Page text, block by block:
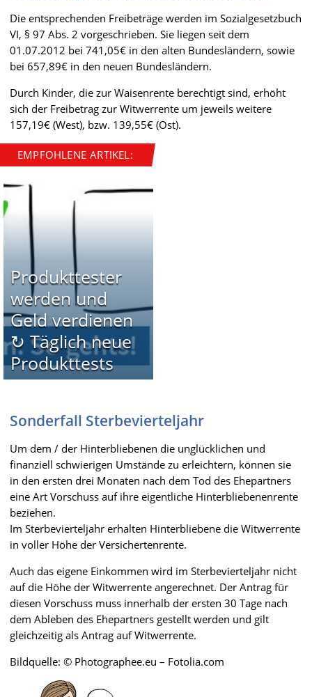
Die entsprechenden Freibeträge werden im Sozialgesetzbuch
VI, § 97 Abs. 2 vorgeschrieben. Sie liegen seit dem
01.07.2012 bei 741,05€ in den alten Bundesländern, sowie
bei 657,89€ in den neuen Bundesländern.
Durch Kinder, die zur Waisenrente berechtigt sind, erhöht
sich der Freibetrag zur Witwerrente um jeweils weitere
157,19€ (West), bzw. 139,55€ (Ost).
EMPFOHLENE ARTIKEL:
Produkttester
werden und
Geld verdienen
↻ Täglich neue
Produkttests
Sonderfall Sterbevierteljahr
Um dem / der Hinterbliebenen die unglücklichen und
finanziell schwierigen Umstände zu erleichtern, können sie
in den ersten drei Monaten nach dem Tod des Ehepartners
eine Art Vorschuss auf ihre eigentliche Hinterbliebenenrente
beziehen.
Im Sterbevierteljahr erhalten Hinterbliebene die Witwerrente
in voller Höhe der Versichertenrente.
Auch das eigene Einkommen wird im Sterbevierteljahr nicht
auf die Höhe der Witwerrente angerechnet. Der Antrag für
diesen Vorschuss muss innerhalb der ersten 30 Tage nach
dem Ableben des Ehepartners gestellt werden und gilt
gleichzeitig als Antrag auf Witwerrente.
Bildquelle: © Photographee.eu – Fotolia.com